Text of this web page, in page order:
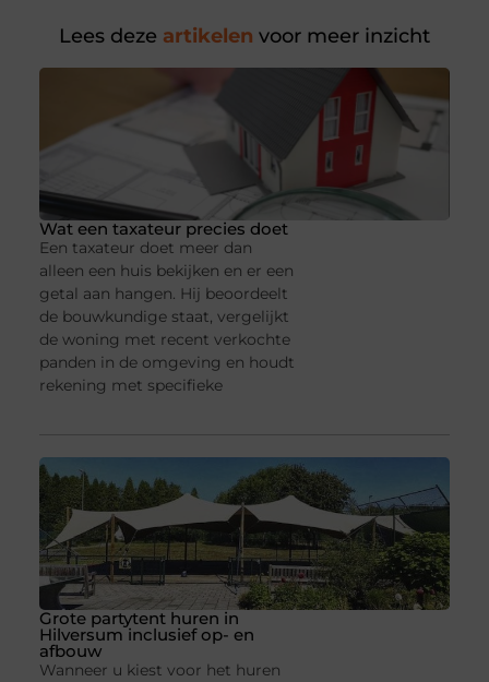
Lees deze artikelen voor meer inzicht
Wat een taxateur precies doet
Een taxateur doet meer dan
alleen een huis bekijken en er een
getal aan hangen. Hij beoordeelt
de bouwkundige staat, vergelijkt
de woning met recent verkochte
panden in de omgeving en houdt
rekening met specifieke
Grote partytent huren in
Hilversum inclusief op- en
afbouw
Wanneer u kiest voor het huren